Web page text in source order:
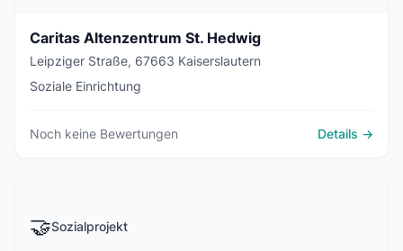
Caritas Altenzentrum St. Hedwig
Leipziger Straße, 67663 Kaiserslautern
Soziale Einrichtung
Noch keine Bewertungen Details →
🤝Sozialprojekt